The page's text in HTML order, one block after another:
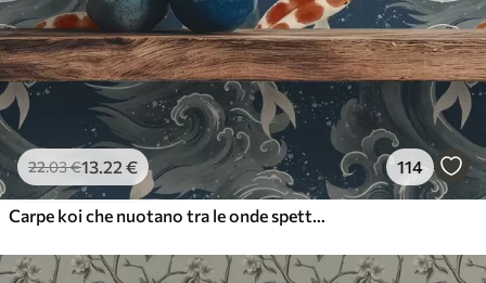
22.03€13.22 € 114
Carpe koi che nuotano tra le onde spettacolari dell'oceano